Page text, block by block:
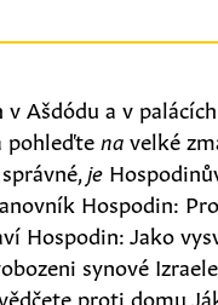
v Ašdódu a v
pohleďte navelké
správné, je
Hospodin:
Hospodin: Jako
synové
proti domu